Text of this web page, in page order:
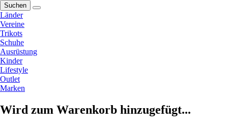
Suchen
Länder
Vereine
Trikots
Schuhe
Ausrüstung
Kinder
Lifestyle
Outlet
Marken
Wird zum Warenkorb hinzugefügt...